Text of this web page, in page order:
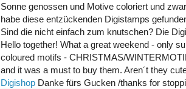
Sonne genossen und Motive coloriert und
habe diese entzückenden Digistamps
Sind die nicht einfach zum knutschen? Die
Hello together! What a great weekend - only
coloured motifs - CHRISTMAS/
and it was a must to buy them. Aren´t they
Digishop Danke fürs Gucken /thanks for